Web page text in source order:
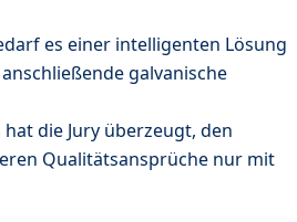
es einer intelligenten Lösung
galvanische
die Jury überzeugt, den
Qualitätsansprüche nur mit